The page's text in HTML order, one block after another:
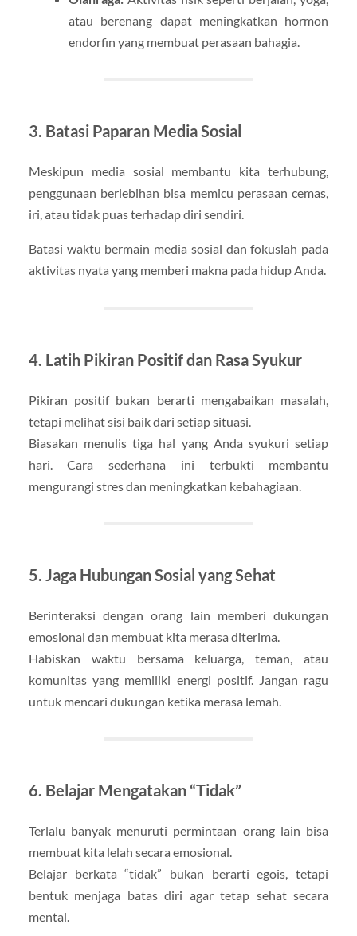
atau berenang dapat meningkatkan hormon
endorfin yang membuat perasaan bahagia.
3. Batasi Paparan Media Sosial
Meskipun media sosial membantu kita terhubung,
penggunaan berlebihan bisa memicu perasaan cemas,
iri, atau tidak puas terhadap diri sendiri.
Batasi waktu bermain media sosial dan fokuslah pada
aktivitas nyata yang memberi makna pada hidup Anda.
4. Latih Pikiran Positif dan Rasa Syukur
Pikiran positif bukan berarti mengabaikan masalah,
tetapi melihat sisi baik dari setiap situasi.
Biasakan menulis tiga hal yang Anda syukuri setiap
hari. Cara sederhana ini terbukti membantu
mengurangi stres dan meningkatkan kebahagiaan.
5. Jaga Hubungan Sosial yang Sehat
Berinteraksi dengan orang lain memberi dukungan
emosional dan membuat kita merasa diterima.
Habiskan waktu bersama keluarga, teman, atau
komunitas yang memiliki energi positif. Jangan ragu
untuk mencari dukungan ketika merasa lemah.
6. Belajar Mengatakan “Tidak”
Terlalu banyak menuruti permintaan orang lain bisa
membuat kita lelah secara emosional.
Belajar berkata “tidak” bukan berarti egois, tetapi
bentuk menjaga batas diri agar tetap sehat secara
mental.